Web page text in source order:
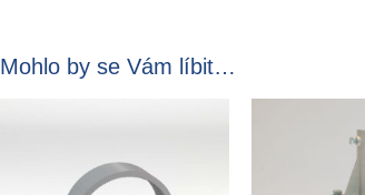
Mohlo by se Vám líbit…